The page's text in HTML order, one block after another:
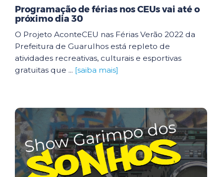
Programação de férias nos CEUs vai até o
próximo dia 30
O Projeto AconteCEU nas Férias Verão 2022 da
Prefeitura de Guarulhos está repleto de
atividades recreativas, culturais e esportivas
gratuitas que ... [saiba mais]